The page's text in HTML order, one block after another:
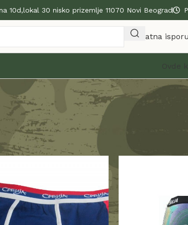
10d,lokal 30 nisko prizemlje 11070 Novi Beograd
Besplatna
Ovde
ves